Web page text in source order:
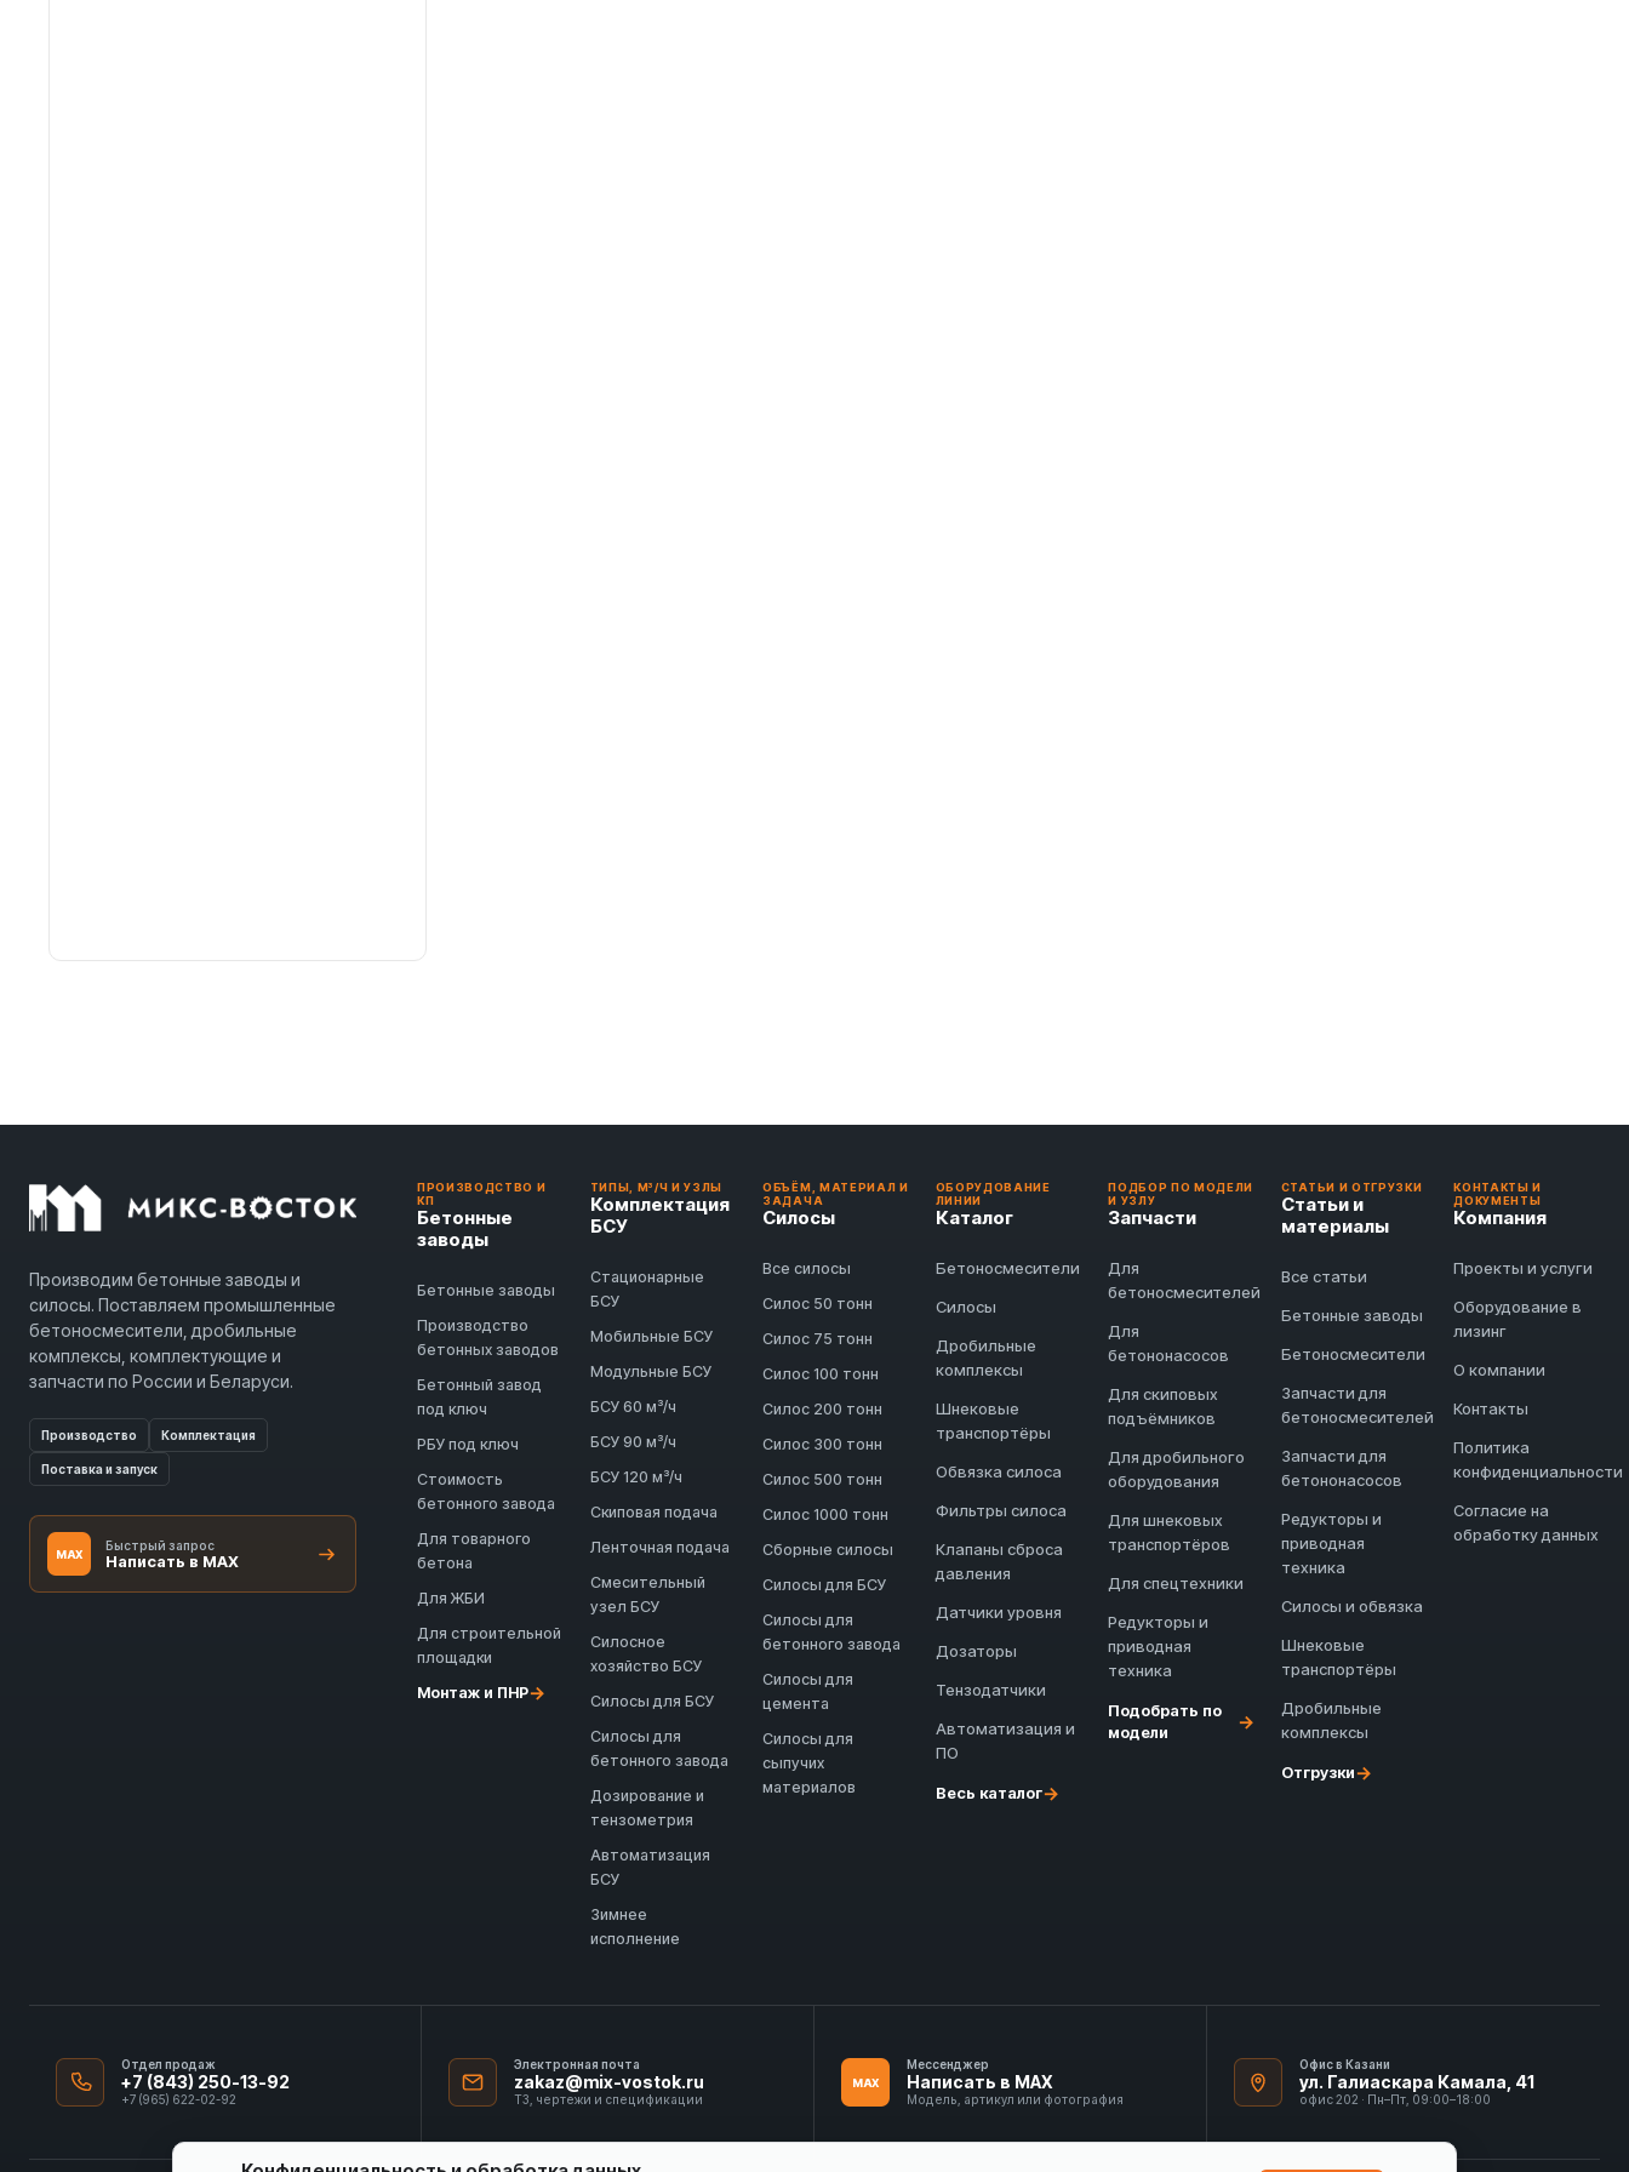
Производим бетонные заводы и
силосы. Поставляем промышленные
бетоносмесители, дробильные
комплексы, комплектующие и
запчасти по России и Беларуси.
Производство Комплектация
Поставка и запуск
MAX
Быстрый запрос
Написать в MAX
ПРОИЗВОДСТВО И
КП
Бетонные
заводы
Бетонные заводы
Производство
бетонных заводов
Бетонный завод
под ключ
РБУ под ключ
Стоимость
бетонного завода
Для товарного
бетона
Для ЖБИ
Для строительной
площадки
Монтаж и ПНР→
ТИПЫ, М³/Ч И УЗЛЫ
Комплектация
БСУ
Стационарные
БСУ
Мобильные БСУ
Модульные БСУ
БСУ 60 м³/ч
БСУ 90 м³/ч
БСУ 120 м³/ч
Скиповая подача
Ленточная подача
Смесительный
узел БСУ
Силосное
хозяйство БСУ
Силосы для БСУ
Силосы для
бетонного завода
Дозирование и
тензометрия
Автоматизация
БСУ
Зимнее
исполнение
ОБЪЁМ, МАТЕРИАЛ И
ЗАДАЧА
Силосы
Все силосы
Силос 50 тонн
Силос 75 тонн
Силос 100 тонн
Силос 200 тонн
Силос 300 тонн
Силос 500 тонн
Силос 1000 тонн
Сборные силосы
Силосы для БСУ
Силосы для
бетонного завода
Силосы для
цемента
Силосы для
сыпучих
материалов
ОБОРУДОВАНИЕ
ЛИНИИ
Каталог
Бетоносмесители
Силосы
Дробильные
комплексы
Шнековые
транспортёры
Обвязка силоса
Фильтры силоса
Клапаны сброса
давления
Датчики уровня
Дозаторы
Тензодатчики
Автоматизация и
ПО
Весь каталог→
ПОДБОР ПО МОДЕЛИ
И УЗЛУ
Запчасти
Для
бетоносмесителей
Для
бетононасосов
Для скиповых
подъёмников
Для дробильного
оборудования
Для шнековых
транспортёров
Для спецтехники
Редукторы и
приводная
техника
Подобрать по
модели
→
СТАТЬИ И ОТГРУЗКИ
Статьи и
материалы
Все статьи
Бетонные заводы
Бетоносмесители
Запчасти для
бетоносмесителей
Запчасти для
бетононасосов
Редукторы и
приводная
техника
Силосы и обвязка
Шнековые
транспортёры
Дробильные
комплексы
Отгрузки→
КОНТАКТЫ И
ДОКУМЕНТЫ
Компания
Проекты и услуги
Оборудование в
лизинг
О компании
Контакты
Политика
конфиденциальности
Согласие на
обработку данных
Отдел продаж
+7 (843) 250-13-92
+7 (965) 622-02-92
Электронная почта
zakaz@mix-vostok.ru
ТЗ, чертежи и спецификации
MAX
Мессенджер
Написать в MAX
Модель, артикул или фотография
Офис в Казани
ул. Галиаскара Камала, 41
офис 202 · Пн–Пт, 09:00–18:00